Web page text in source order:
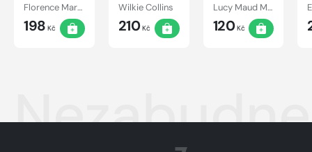
Florence Marryat
198 Kč
Wilkie Collins
210Kč
Lucy Maud Montgomery
120Kč